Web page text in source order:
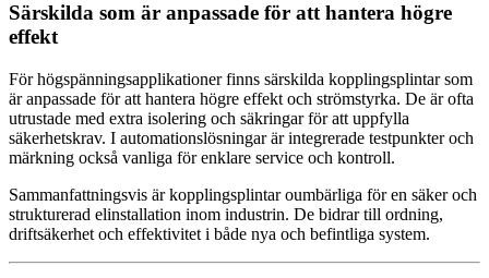
Särskilda som är anpassade för att hantera högre
effekt
För högspänningsapplikationer finns särskilda kopplingsplintar som
är anpassade för att hantera högre effekt och strömstyrka. De är ofta
utrustade med extra isolering och säkringar för att uppfylla
säkerhetskrav. I automationslösningar är integrerade testpunkter och
märkning också vanliga för enklare service och kontroll.
Sammanfattningsvis är kopplingsplintar oumbärliga för en säker och
strukturerad elinstallation inom industrin. De bidrar till ordning,
driftsäkerhet och effektivitet i både nya och befintliga system.